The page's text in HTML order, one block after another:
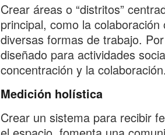
Crear áreas o “distritos”
principal, como la
diversas formas de trabajo.
diseñado para actividades
concentración y la colaboración.
Medición holística
Crear un sistema para recibir